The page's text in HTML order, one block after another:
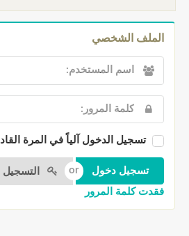
الملف الشخصي
تسجيل الدخول آلياً في المرة
التسجيل
فقدت كلمة المرور